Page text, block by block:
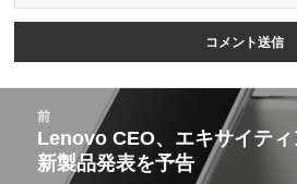
前
前
の
Lenovo CEO、エキサイテ
新製品発表を予告